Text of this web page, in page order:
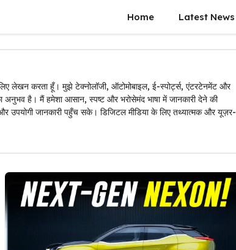
Home Latest News
लेखन करता हूँ। मुझे टेक्नोलॉजी, ऑटोमोबाइल, ई-स्पोर्ट्स, एंटरटेनमेंट और
है। मैं हमेशा आसान, स्पष्ट और भरोसेमंद भाषा में जानकारी देने की
उपयोगी जानकारी पहुँच सके। डिजिटल मीडिया के लिए तथ्यात्मक और यूज़र-